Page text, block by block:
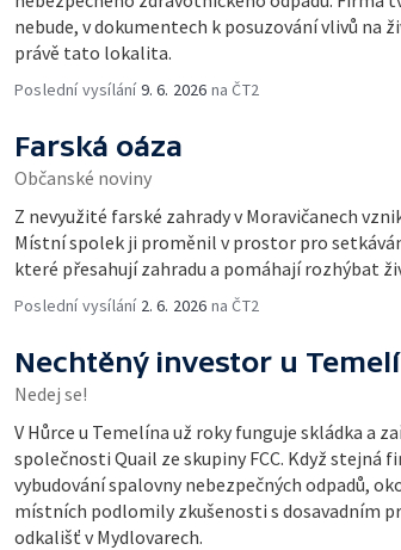
nebude, v dokumentech k posuzování vlivů na
právě tato lokalita.
Poslední vysílání9. 6. 2026 na ČT2
Farská oáza
Občanské noviny
Z nevyužité farské zahrady v Moravičanech
Místní spolek ji proměnil v prostor pro
které přesahují zahradu a pomáhají rozhýbat
Poslední vysílání 2. 6. 2026 na ČT2
Nechtěný investor u
Nedej se!
V Hůrce u Temelína už roky funguje skládka a
společnosti Quail ze skupiny FCC. Když stejná
vybudování spalovny nebezpečných odpadů,
místních podlomily zkušenosti s dosavadním
odkališť v Mydlovarech.